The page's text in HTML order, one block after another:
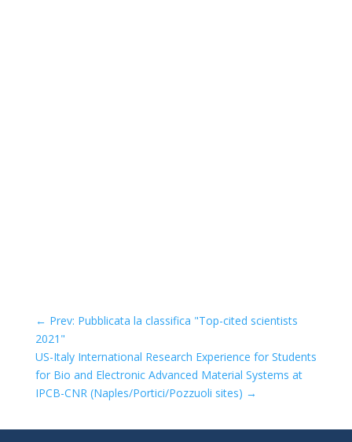
← Prev: Pubblicata la classifica "Top-cited scientists
2021"
US-Italy International Research Experience for Students
for Bio and Electronic Advanced Material Systems at
IPCB-CNR (Naples/Portici/Pozzuoli sites) →